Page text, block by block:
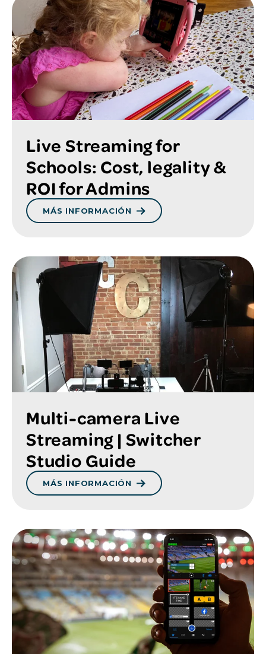
Live Streaming for
Schools: Cost, legality &
ROI for Admins
MÁS INFORMACIÓN
Multi-camera Live
Streaming | Switcher
Studio Guide
MÁS INFORMACIÓN